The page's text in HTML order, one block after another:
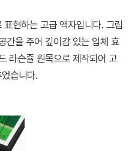
현하는 고급 액자입니다. 그림
간을 주어 깊이감 있는 입체 효
라슨쥴 원목으로 제작되어 고
습니다.